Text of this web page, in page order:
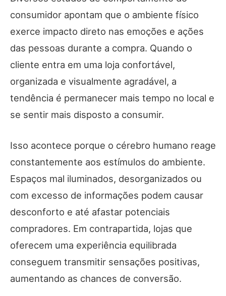
consumidor apontam que o ambiente físico
exerce impacto direto nas emoções e ações
das pessoas durante a compra. Quando o
cliente entra em uma loja confortável,
organizada e visualmente agradável, a
tendência é permanecer mais tempo no local e
se sentir mais disposto a consumir.
Isso acontece porque o cérebro humano reage
constantemente aos estímulos do ambiente.
Espaços mal iluminados, desorganizados ou
com excesso de informações podem causar
desconforto e até afastar potenciais
compradores. Em contrapartida, lojas que
oferecem uma experiência equilibrada
conseguem transmitir sensações positivas,
aumentando as chances de conversão.